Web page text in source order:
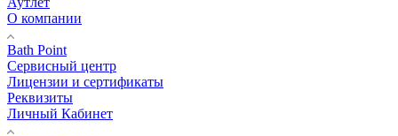
О компании
Bath Point
Сервисный центр
Лицензии и сертификаты
Реквизиты
Личный Кабинет